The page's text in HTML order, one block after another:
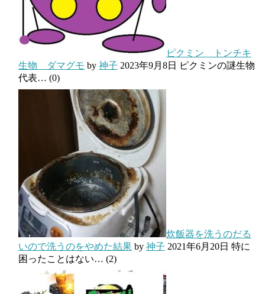
ピクミン トンチキ
生物 ダマグモ by 神子 2023年9月8日
ピクミンの謎生物
代表… (0)
炊飯器を洗うのだる
いので洗うのをやめた結果 by 神子 2021年6月20日 特に
困ったことはない… (2)